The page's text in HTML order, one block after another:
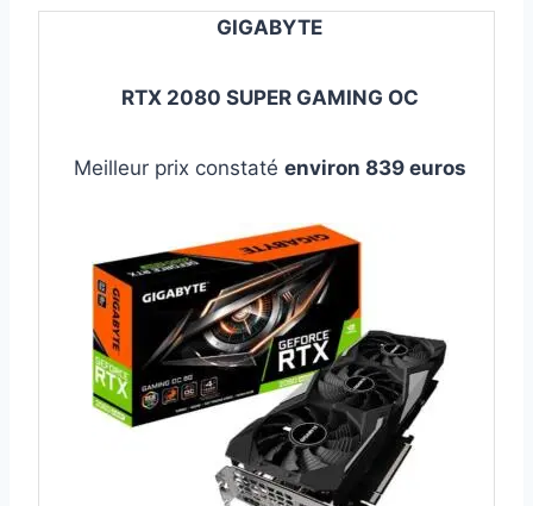
GIGABYTE
RTX 2080 SUPER GAMING OC
Meilleur prix constaté environ 839 euros